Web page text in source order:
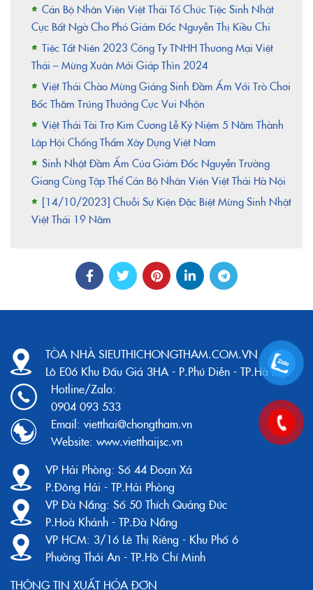
Cán Bộ Nhân Viên Việt Thái Tổ Chức Tiệc Sinh Nhật
Cực Bất Ngờ Cho Phó Giám Đốc Nguyễn Thị Kiều Chi
Tiệc Tất Niên 2023 Công Ty TNHH Thương Mại Việt
Thái – Mừng Xuân Mới Giáp Thìn 2024
Việt Thái Chào Mừng Giáng Sinh Đầm Ấm Với Trò Chơi
Bốc Thăm Trúng Thưởng Cực Vui Nhộn
Việt Thái Tài Trợ Kim Cương Lễ Kỷ Niệm 5 Năm Thành
Lập Hội Chống Thấm Xây Dựng Việt Nam
Sinh Nhật Đầm Ấm Của Giám Đốc Nguyễn Trường
Giang Cùng Tập Thể Cán Bộ Nhân Viên Việt Thái Hà Nội
[14/10/2023] Chuỗi Sự Kiện Đặc Biệt Mừng Sinh Nhật
Việt Thái 19 Năm
TÒA NHÀ SIEUTHICHONGTHAM.COM.VN
Lô E06 Khu Đấu Giá 3HA - P.Phú Diễn - TP.Hà Nội
Hotline/Zalo:
0904 093 533
Email: vietthai@chongtham.vn
Website: www.vietthaijsc.vn
VP Hải Phòng: Số 44 Đoạn Xá
P.Đông Hải - TP.Hải Phòng
VP Đà Nẵng: Số 50 Thích Quảng Đức
P.Hoà Khánh - TP.Đà Nẵng
VP HCM: 3/16 Lê Thị Riêng - Khu Phố 6
Phường Thới An - TP.Hồ Chí Minh
THÔNG TIN XUẤT HÓA ĐƠN